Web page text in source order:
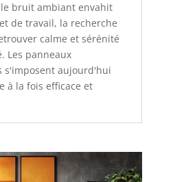
bruit ambiant envahit
de travail, la recherche
calme et sérénité
Les panneaux
s'imposent aujourd'hui
à la fois efficace et